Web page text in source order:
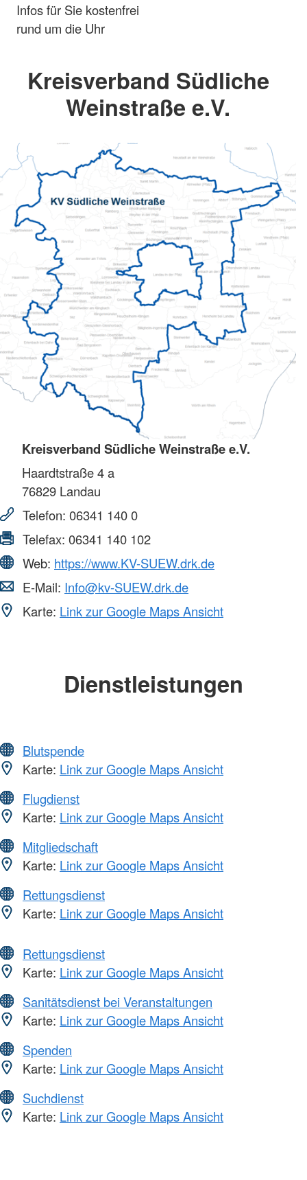
Infos für Sie kostenfrei
rund um die Uhr
Kreisverband Südliche
Weinstraße e.V.
Kreisverband Südliche Weinstraße e.V.
Haardtstraße 4 a
76829 Landau
Telefon: 06341 140 0
Telefax: 06341 140 102
Web: https://www.KV-SUEW.drk.de
E-Mail: Info@kv-SUEW.drk.de
Karte: Link zur Google Maps Ansicht
Dienstleistungen
Blutspende
Karte: Link zur Google Maps Ansicht
Flugdienst
Karte: Link zur Google Maps Ansicht
Mitgliedschaft
Karte: Link zur Google Maps Ansicht
Rettungsdienst
Karte: Link zur Google Maps Ansicht
Rettungsdienst
Karte: Link zur Google Maps Ansicht
Sanitätsdienst bei Veranstaltungen
Karte: Link zur Google Maps Ansicht
Spenden
Karte: Link zur Google Maps Ansicht
Suchdienst
Karte: Link zur Google Maps Ansicht